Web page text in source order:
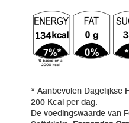
* Aanbevolen Dagelijkse
200 Kcal per dag.
De voedingswaarde van